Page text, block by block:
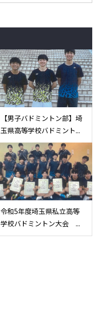
【男子バドミントン部】埼
玉県高等学校バドミント...
令和5年度埼玉県私立高等
学校バドミントン大会 ...